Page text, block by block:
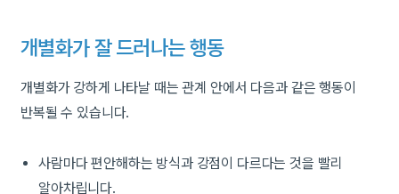
개별화가 잘 드러나는 행동
개별화가 강하게 나타날 때는 관계 안에서 다음과 같은 행동이
반복될 수 있습니다.
사람마다 편안해하는 방식과 강점이 다르다는 것을 빨리
알아차립니다.